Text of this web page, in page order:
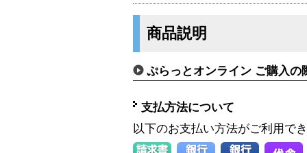
商品説明
ぷらっとオンライン ご購入の
支払方法について
以下のお支払い方法がご利用で